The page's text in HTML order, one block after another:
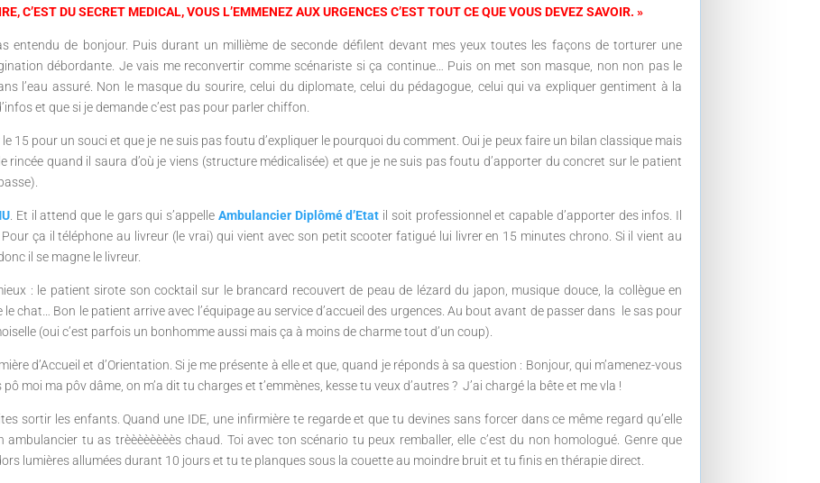
C’EST DU SECRET MEDICAL, VOUS L’EMMENEZ AUX URGENCES C’EST TOUT CE QUE VOUS DEVEZ SAVOIR. »
entendu de bonjour. Puis durant un millième de seconde défilent devant mes yeux toutes les façons de torturer une
débordante. Je vais me reconvertir comme scénariste si ça continue… Puis on met son masque, non non pas le
l’eau assuré. Non le masque du sourire, celui du diplomate, celui du pédagogue, celui qui va expliquer gentiment à la
et que si je demande c’est pas pour parler chiffon.
15 pour un souci et que je ne suis pas foutu d’expliquer le pourquoi du comment. Oui je peux faire un bilan classique mais
rincée quand il saura d’où je viens (structure médicalisée) et que je ne suis pas foutu d’apporter du concret sur le patient
. Et il attend que le gars qui s’appelle Ambulancier Diplômé d’Etat il soit professionnel et capable d’apporter des infos. Il
ça il téléphone au livreur (le vrai) qui vient avec son petit scooter fatigué lui livrer en 15 minutes chrono. Si il vient au
il se magne le livreur.
: le patient sirote son cocktail sur le brancard recouvert de peau de lézard du japon, musique douce, la collègue en
chat… Bon le patient arrive avec l’équipage au service d’accueil des urgences. Au bout avant de passer dans le sas pour
(oui c’est parfois un bonhomme aussi mais ça à moins de charme tout d’un coup).
d’Accueil et d’Orientation. Si je me présente à elle et que, quand je réponds à sa question : Bonjour, qui m’amenez-vous
moi ma pôv dâme, on m’a dit tu charges et t’emmènes, kesse tu veux d’autres ? J’ai chargé la bête et me vla !
sortir les enfants. Quand une IDE, une infirmière te regarde et que tu devines sans forcer dans ce même regard qu’elle
tu as trèèèèèèèès chaud. Toi avec ton scénario tu peux remballer, elle c’est du non homologué. Genre que
lumières allumées durant 10 jours et tu te planques sous la couette au moindre bruit et tu finis en thérapie direct.